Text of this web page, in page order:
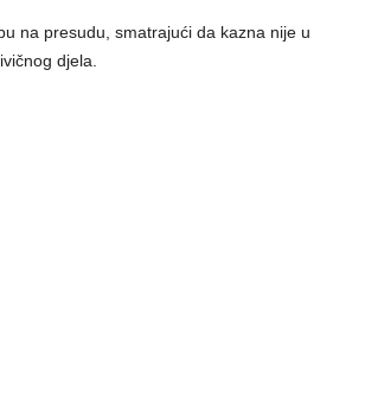
na presudu, smatrajući da kazna nije u
djela.